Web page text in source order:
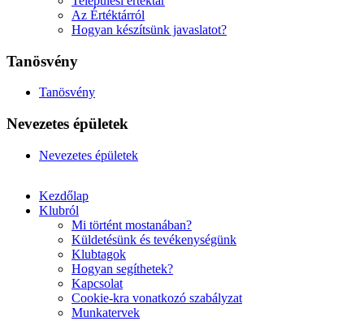
Az Értéktárról
Hogyan készítsünk javaslatot?
Tanösvény
Tanösvény
Nevezetes épületek
Nevezetes épületek
Kezdőlap
Klubról
Mi történt mostanában?
Küldetésünk és tevékenységünk
Klubtagok
Hogyan segíthetek?
Kapcsolat
Cookie-kra vonatkozó szabályzat
Munkatervek